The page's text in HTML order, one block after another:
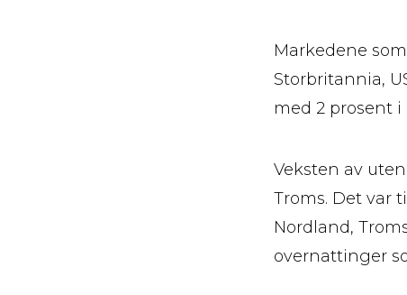
Markedene
Storbritannia,
med 2 prosent i
Veksten av
Troms. Det var
Nordland,
overnattinger